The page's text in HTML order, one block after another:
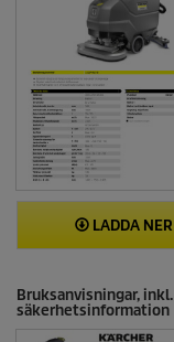
LADDA NER
Bruksanvisningar, inkl.
säkerhetsinformation